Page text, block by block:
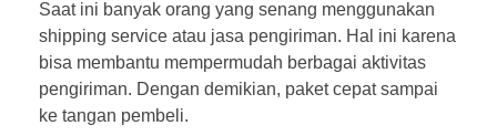
Saat ini banyak orang yang senang menggunakan
shipping service atau jasa pengiriman. Hal ini karena
bisa membantu mempermudah berbagai aktivitas
pengiriman. Dengan demikian, paket cepat sampai
ke tangan pembeli.